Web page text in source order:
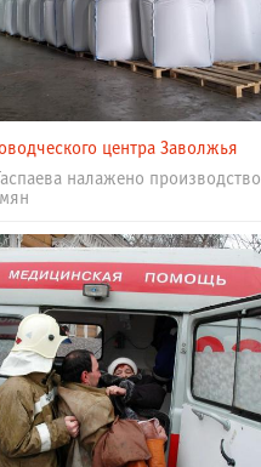
центра Заволжья
налажено производство